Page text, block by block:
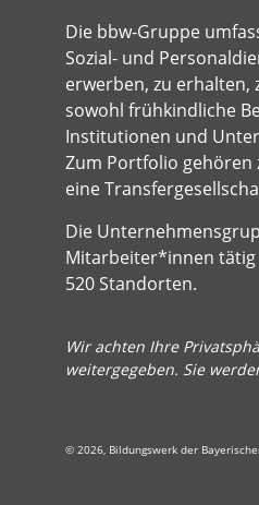
Die bbw-Gruppe
Sozial- und
erwerben, zu erhalten,
sowohl frühkindliche
Institutionen und
Zum Portfolio gehören
eine
Die
Mitarbeiter*innen tätig
520 Standorten.
Wir achten Ihre
weitergegeben. Sie
© 2026, Bildungswerk der